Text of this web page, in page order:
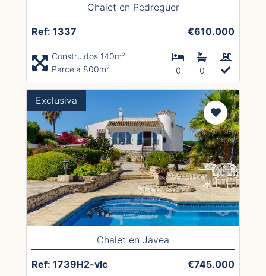
Chalet en Pedreguer
Ref: 1337 €610.000
Construidos 140m²
Parcela 800m²
0 0
Exclusiva
Chalet en Jávea
Ref: 1739H2-vlc €745.000